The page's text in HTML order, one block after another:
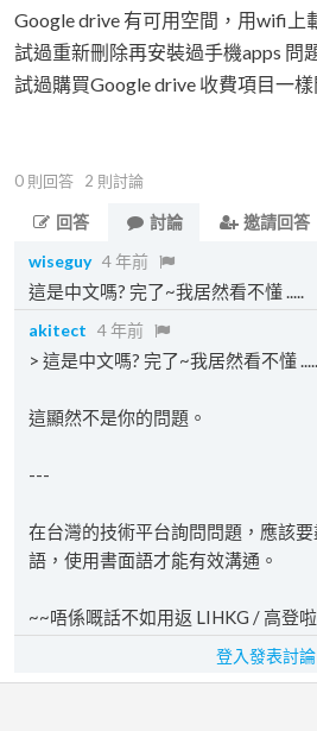
Google drive 有可用空間，用wifi上
試過重新刪除再安裝過手機apps 問
試過購買Google drive 收費項目一樣
0 則回答 2 則討論
回答
討論 邀請回答
wiseguy 4 年前
這是中文嗎? 完了~我居然看不懂 .....
akitect 4 年前
> 這是中文嗎? 完了~我居然看不懂 .....
這顯然不是你的問題。
---
在台灣的技術平台詢問問題，應該
語，使用書面語才能有效溝通。
~~唔係嘅話不如用返 LIHKG / 高登
登入發表討論